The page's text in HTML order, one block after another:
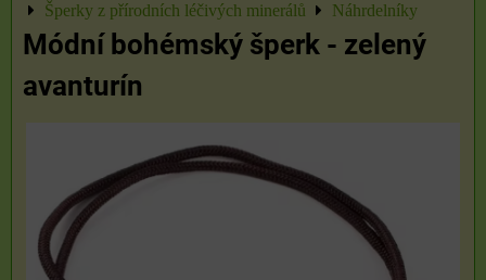
Šperky z přírodních léčivých minerálů
Náhrdelníky
Módní bohémský šperk - zelený
avanturín